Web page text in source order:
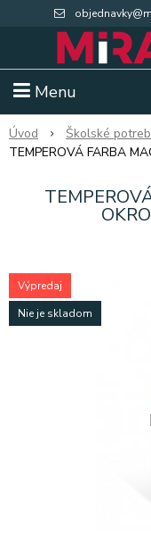
Menu
Úvod Školské
TEMPEROVÁ FARBA
Výpredaj
Nie je skladom